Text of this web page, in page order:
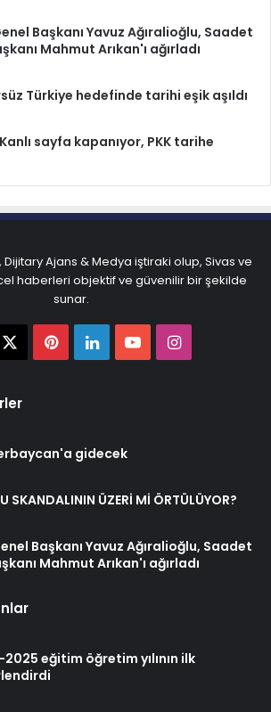
Başkanı Yavuz Ağıralioğlu, Saadet
Mahmut Arıkan'ı ağırladı
Türkiye hedefinde tarihi eşik aşıldı
sayfa kapanıyor, PKK tarihe
Ajans & Medya iştiraki olup, Sivas ve
haberleri objektif ve güvenilir bir şekilde
sunar.
Pinterest
LinkedInYouTubeInstagram
gidecek
SKANDALININ ÜZERİ Mİ ÖRTÜLÜYOR?
Başkanı Yavuz Ağıralioğlu, Saadet
Mahmut Arıkan'ı ağırladı
eğitim öğretim yılının ilk